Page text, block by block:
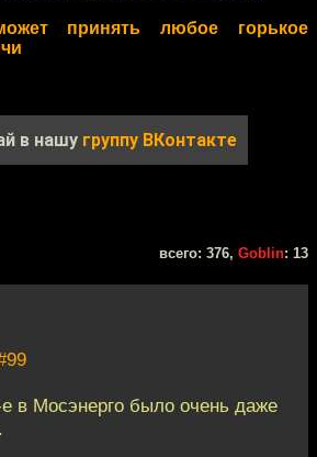
принять любое горькое
в нашу группу ВКонтакте
всего: 376, Goblin: 13
в Мосэнерго было очень даже